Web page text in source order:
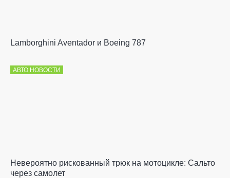
Lamborghini Aventador и Boeing 787
АВТО НОВОСТИ
Невероятно рискованный трюк на мотоцикле: Сальто
через самолет